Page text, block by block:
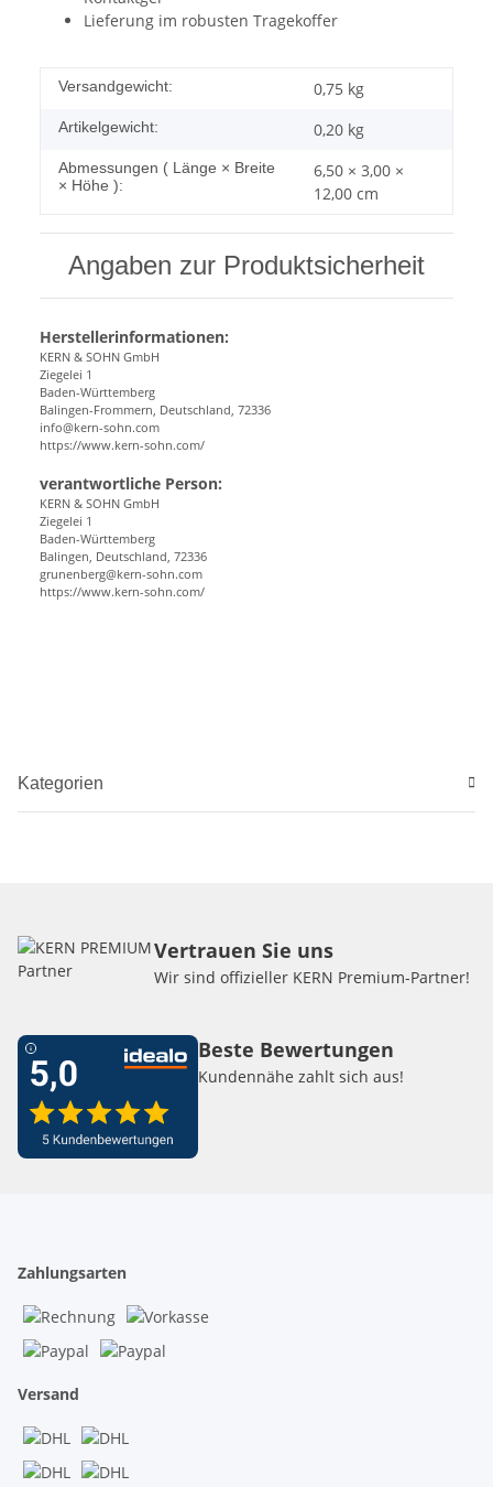
Lieferung im robusten Tragekoffer
Versandgewicht: 0,75 kg
Artikelgewicht: 0,20 kg
Abmessungen ( Länge × Breite
× Höhe ):
6,50 × 3,00 ×
12,00 cm
Angaben zur Produktsicherheit
Herstellerinformationen:
KERN & SOHN GmbH
Ziegelei 1
Baden-Württemberg
Balingen-Frommern, Deutschland, 72336
info@kern-sohn.com
https://www.kern-sohn.com/
verantwortliche Person:
KERN & SOHN GmbH
Ziegelei 1
Baden-Württemberg
Balingen, Deutschland, 72336
grunenberg@kern-sohn.com
https://www.kern-sohn.com/
Kategorien
Vertrauen Sie uns
Wir sind offizieller KERN Premium-Partner!
Beste Bewertungen
Kundennähe zahlt sich aus!
Zahlungsarten
Versand